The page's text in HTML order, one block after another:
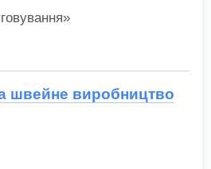
швейне виробництво